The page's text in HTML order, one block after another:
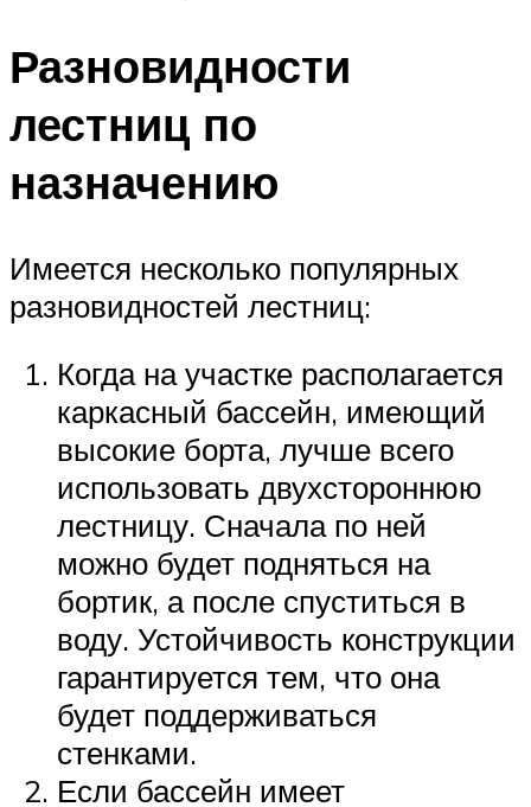
Разновидности
лестниц по
назначению
Имеется несколько популярных
разновидностей лестниц:
Когда на участке располагается
каркасный бассейн, имеющий
высокие борта, лучше всего
использовать двухстороннюю
лестницу. Сначала по ней
можно будет подняться на
бортик, а после спуститься в
воду. Устойчивость конструкции
гарантируется тем, что она
будет поддерживаться
стенками.
Если бассейн имеет